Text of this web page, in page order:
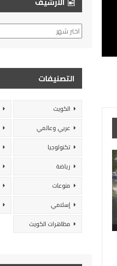
الأرشيف
التصنيفات
الكويت
عربي وعالمي
تكنولوجيا
رياضة
منوعات
إسلامي
مظاهرات الكويت